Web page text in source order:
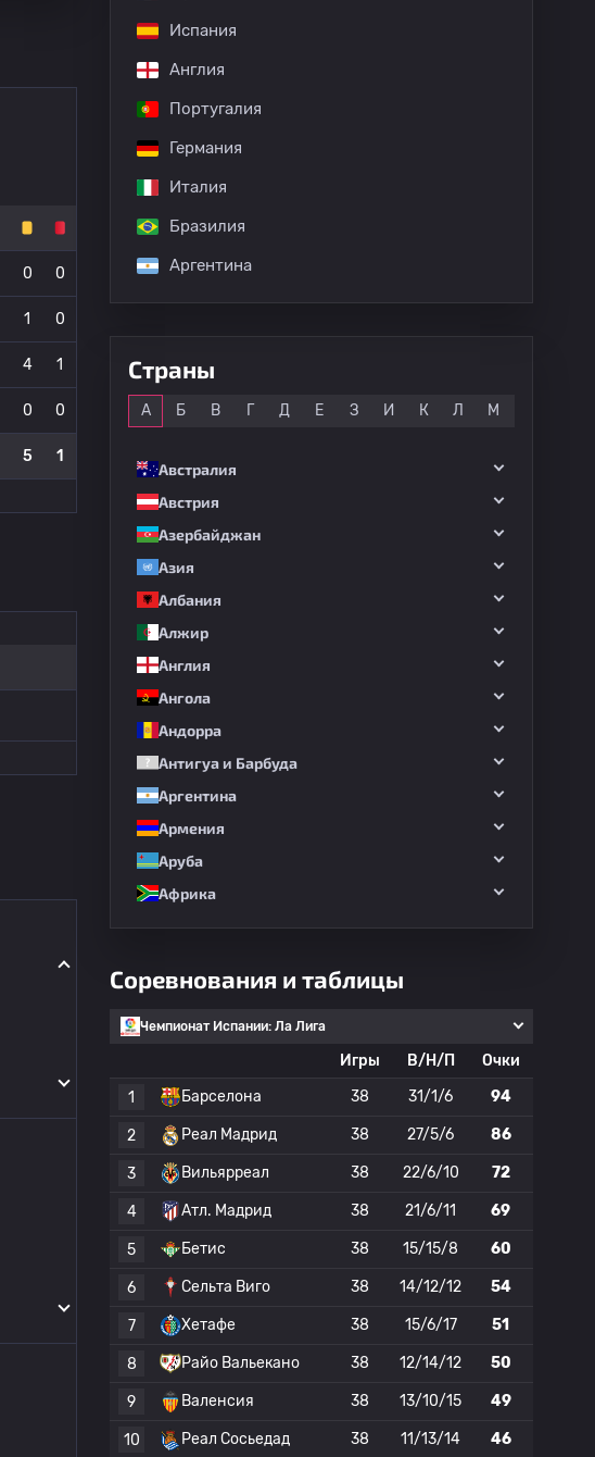
0 0
1 0
4 1
0 0
5 1
Испания
Англия
Португалия
Германия
Италия
Бразилия
Аргентина
Страны
А Б В Г Д Е З И К Л М
Австралия
Австрия
Азербайджан
Азия
Албания
Алжир
Англия
Ангола
Андорра
Антигуа и Барбуда
Аргентина
Армения
Аруба
Африка
Соревнования и таблицы
Чемпионат Испании: Ла Лига
Игры В/Н/П
Очки
1
Барселона 38 31/1/6 94
2 Реал Мадрид 38 27/5/6 86
3 Вильярреал 38 22/6/10 72
4 Атл. Мадрид 38 21/6/11 69
5 Бетис 38 15/15/8 60
6 Сельта Виго 38 14/12/12 54
7 Хетафе 38 15/6/17 51
8 Райо Вальекано 38 12/14/12 50
9 Валенсия 38 13/10/15 49
10 Реал Сосьедад 38 11/13/14 46